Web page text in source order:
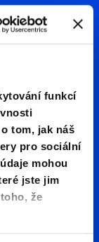
funkcí
tom, jak náš
pro sociální
mohou
jste jim
že